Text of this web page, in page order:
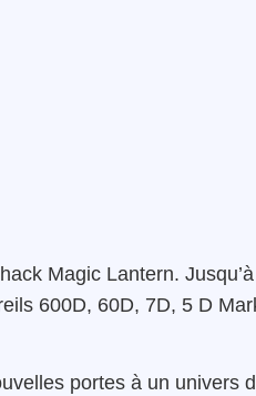
Magic Lantern. Jusqu’à
600D, 60D, 7D, 5 D
portes à un univers